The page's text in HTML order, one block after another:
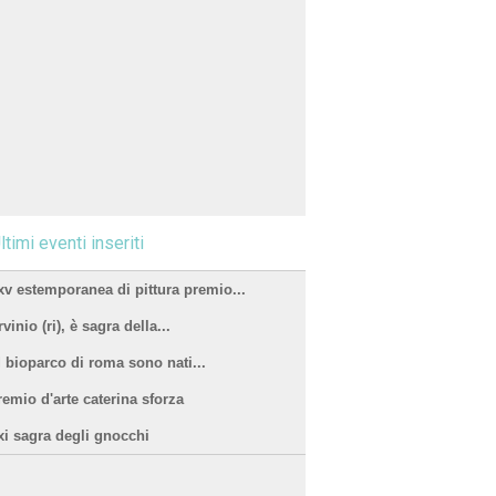
eventi inseriti
estemporanea di pittura premio...
(ri), è sagra della...
bioparco di roma sono nati...
d'arte caterina sforza
sagra degli gnocchi